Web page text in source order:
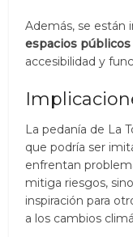
Además, se están
espacios públicos
accesibilidad y
La pedanía de La
que podría ser
enfrentan
mitiga riesgos,
inspiración para
a los cambios